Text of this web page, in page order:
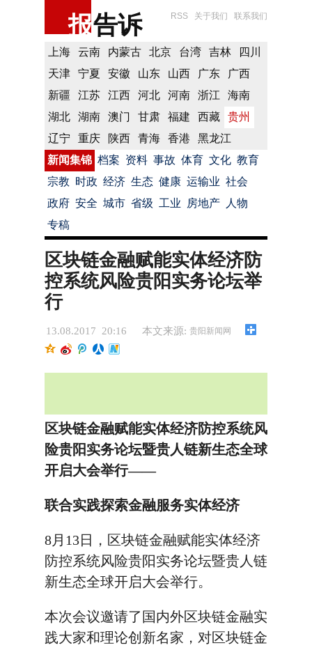
报告诉 RSS 关于我们 联系我们
上海 云南 内蒙古 北京 台湾 吉林
四川
天津
宁夏 安徽 山东 山西 广东
广西
新疆
江苏 江西 河北 河南 浙江
海南
湖北
湖南 澳门 甘肃 福建 西藏
贵州
辽宁
重庆 陕西 青海 香港
黑龙江
新闻集锦 档案 资料 事故 体育 文化 教育
宗教 时政 经济 生态 健康 运输业 社会
政府 安全 城市 省级 工业 房地产
人物
专稿
区块链金融赋能实体经济防
控系统风险贵阳实务论坛举
行
13.08.2017 20:16 本文来源: 贵阳新闻网
区块链金融赋能实体经济防控系统风
险贵阳实务论坛暨贵人链新生态全球
开启大会举行——
联合实践探索金融服务实体经济
8月13日，区块链金融赋能实体经济
防控系统风险贵阳实务论坛暨贵人链
新生态全球开启大会举行。
本次会议邀请了国内外区块链金融实
践大家和理论创新名家，对区块链金